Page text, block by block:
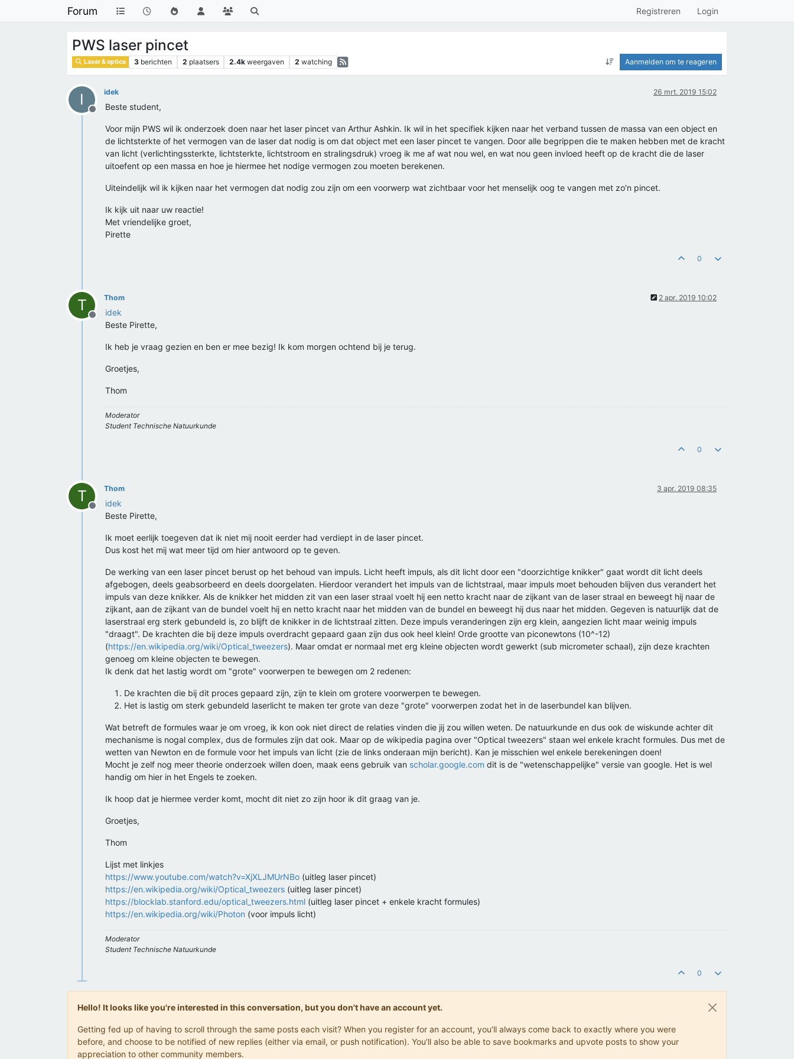
Forum Registreren Login
PWS laser pincet
Laser & optica 3 berichten 2 plaatsers 2.4k weergaven 2 watching Aanmelden om te reageren
I
Offline
idek 26 mrt. 2019 15:02
Beste student,
Voor mijn PWS wil ik onderzoek doen naar het laser pincet van Arthur Ashkin. Ik wil in het specifiek kijken naar het verband tussen de massa van een object en
de lichtsterkte of het vermogen van de laser dat nodig is om dat object met een laser pincet te vangen. Door alle begrippen die te maken hebben met de kracht
van licht (verlichtingssterkte, lichtsterkte, lichtstroom en stralingsdruk) vroeg ik me af wat nou wel, en wat nou geen invloed heeft op de kracht die de laser
uitoefent op een massa en hoe je hiermee het nodige vermogen zou moeten berekenen.
Uiteindelijk wil ik kijken naar het vermogen dat nodig zou zijn om een voorwerp wat zichtbaar voor het menselijk oog te vangen met zo'n pincet.
Ik kijk uit naar uw reactie!
Met vriendelijke groet,
Pirette
0
T
Offline
Thom 2 apr. 2019 10:02
idek
Beste Pirette,
Ik heb je vraag gezien en ben er mee bezig! Ik kom morgen ochtend bij je terug.
Groetjes,
Thom
Moderator
Student Technische Natuurkunde
0
T
Offline
Thom 3 apr. 2019 08:35
idek
Beste Pirette,
Ik moet eerlijk toegeven dat ik niet mij nooit eerder had verdiept in de laser pincet.
Dus kost het mij wat meer tijd om hier antwoord op te geven.
De werking van een laser pincet berust op het behoud van impuls. Licht heeft impuls, als dit licht door een "doorzichtige knikker" gaat wordt dit licht deels
afgebogen, deels geabsorbeerd en deels doorgelaten. Hierdoor verandert het impuls van de lichtstraal, maar impuls moet behouden blijven dus verandert het
impuls van deze knikker. Als de knikker het midden zit van een laser straal voelt hij een netto kracht naar de zijkant van de laser straal en beweegt hij naar de
zijkant, aan de zijkant van de bundel voelt hij en netto kracht naar het midden van de bundel en beweegt hij dus naar het midden. Gegeven is natuurlijk dat de
laserstraal erg sterk gebundeld is, zo blijft de knikker in de lichtstraal zitten. Deze impuls veranderingen zijn erg klein, aangezien licht maar weinig impuls
"draagt". De krachten die bij deze impuls overdracht gepaard gaan zijn dus ook heel klein! Orde grootte van piconewtons (10^-12)
(https://en.wikipedia.org/wiki/Optical_tweezers). Maar omdat er normaal met erg kleine objecten wordt gewerkt (sub micrometer schaal), zijn deze krachten
genoeg om kleine objecten te bewegen.
Ik denk dat het lastig wordt om "grote" voorwerpen te bewegen om 2 redenen:
De krachten die bij dit proces gepaard zijn, zijn te klein om grotere voorwerpen te bewegen.
Het is lastig om sterk gebundeld laserlicht te maken ter grote van deze "grote" voorwerpen zodat het in de laserbundel kan blijven.
Wat betreft de formules waar je om vroeg, ik kon ook niet direct de relaties vinden die jij zou willen weten. De natuurkunde en dus ook de wiskunde achter dit
mechanisme is nogal complex, dus de formules zijn dat ook. Maar op de wikipedia pagina over "Optical tweezers" staan wel enkele kracht formules. Dus met de
wetten van Newton en de formule voor het impuls van licht (zie de links onderaan mijn bericht). Kan je misschien wel enkele berekeningen doen!
Mocht je zelf nog meer theorie onderzoek willen doen, maak eens gebruik van scholar.google.com dit is de "wetenschappelijke" versie van google. Het is wel
handig om hier in het Engels te zoeken.
Ik hoop dat je hiermee verder komt, mocht dit niet zo zijn hoor ik dit graag van je.
Groetjes,
Thom
Lijst met linkjes
https://www.youtube.com/watch?v=XjXLJMUrNBo (uitleg laser pincet)
https://en.wikipedia.org/wiki/Optical_tweezers (uitleg laser pincet)
https://blocklab.stanford.edu/optical_tweezers.html (uitleg laser pincet + enkele kracht formules)
https://en.wikipedia.org/wiki/Photon (voor impuls licht)
Moderator
Student Technische Natuurkunde
0
Hello! It looks like you're interested in this conversation, but you don't have an account yet.
Getting fed up of having to scroll through the same posts each visit? When you register for an account, you'll always come back to exactly where you were
before, and choose to be notified of new replies (either via email, or push notification). You'll also be able to save bookmarks and upvote posts to show your
appreciation to other community members.